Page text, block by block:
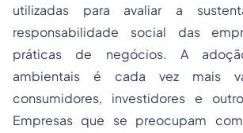
utilizadas para avaliar a
responsabilidade social das
práticas de negócios. A
ambientais é cada vez mais
consumidores, investidores e
Empresas que se preocupam